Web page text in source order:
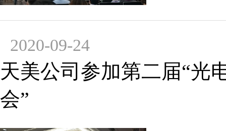
2020-09-24
天美公司参加第二届“光
会”